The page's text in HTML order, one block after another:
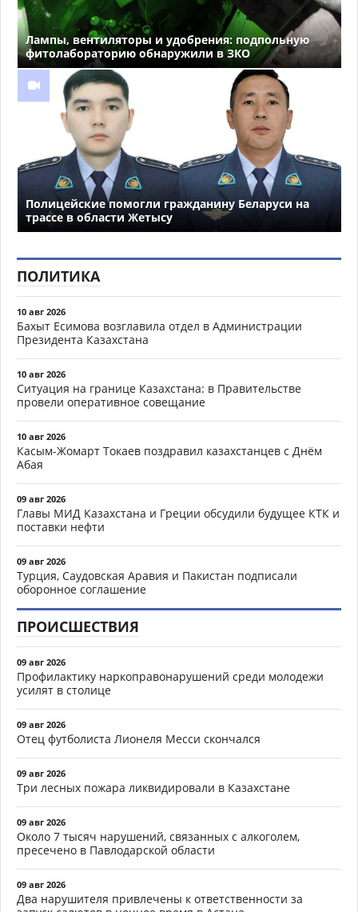
Лампы, вентиляторы и удобрения: подпольную
фитолабораторию обнаружили в ЗКО
Полицейские помогли гражданину Беларуси на
трассе в области Жетысу
ПОЛИТИКА
10 авг 2026
Бахыт Есимова возглавила отдел в Администрации
Президента Казахстана
10 авг 2026
Ситуация на границе Казахстана: в Правительстве
провели оперативное совещание
10 авг 2026
Касым-Жомарт Токаев поздравил казахстанцев с Днём
Абая
09 авг 2026
Главы МИД Казахстана и Греции обсудили будущее КТК и
поставки нефти
09 авг 2026
Турция, Саудовская Аравия и Пакистан подписали
оборонное соглашение
ПРОИСШЕСТВИЯ
09 авг 2026
Профилактику наркоправонарушений среди молодежи
усилят в столице
09 авг 2026
Отец футболиста Лионеля Месси скончался
09 авг 2026
Три лесных пожара ликвидировали в Казахстане
09 авг 2026
Около 7 тысяч нарушений, связанных с алкоголем,
пресечено в Павлодарской области
09 авг 2026
Два нарушителя привлечены к ответственности за